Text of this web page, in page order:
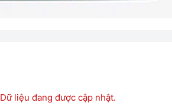
Dữ liệu đang được cập nhật.